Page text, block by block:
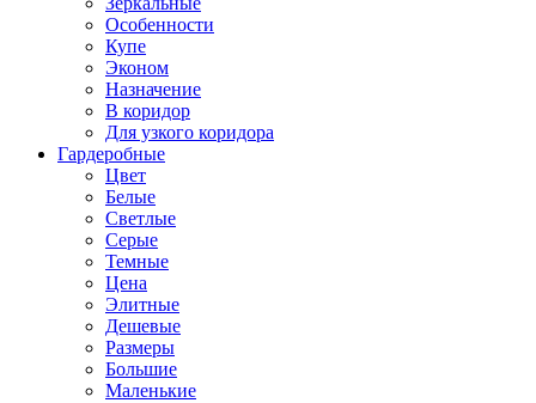
Особенности
Купе
Эконом
Назначение
В коридор
Для узкого коридора
Гардеробные
Цвет
Белые
Светлые
Серые
Темные
Цена
Элитные
Дешевые
Размеры
Большие
Маленькие